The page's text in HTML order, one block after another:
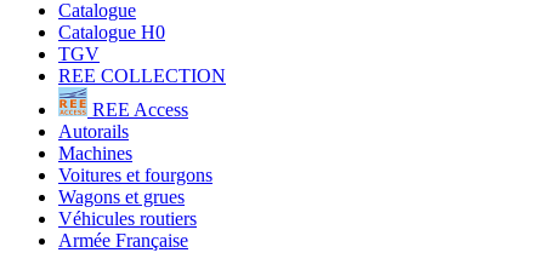
Catalogue
Catalogue H0
TGV
REE COLLECTION
REE Access
Autorails
Machines
Voitures et fourgons
Wagons et grues
Véhicules routiers
Armée Française